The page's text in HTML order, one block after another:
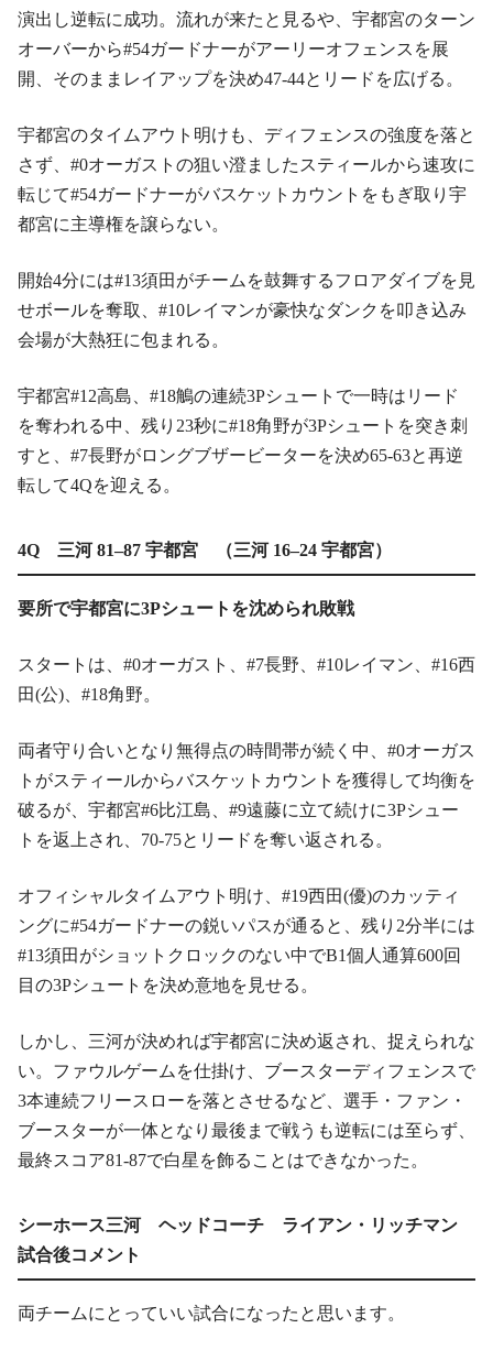
演出し逆転に成功。流れが来たと見るや、宇都宮のターン
オーバーから#54ガードナーがアーリーオフェンスを展
開、そのままレイアップを決め47-44とリードを広げる。
宇都宮のタイムアウト明けも、ディフェンスの強度を落と
さず、#0オーガストの狙い澄ましたスティールから速攻に
転じて#54ガードナーがバスケットカウントをもぎ取り宇
都宮に主導権を譲らない。
開始4分には#13須田がチームを鼓舞するフロアダイブを見
せボールを奪取、#10レイマンが豪快なダンクを叩き込み
会場が大熱狂に包まれる。
宇都宮#12高島、#18鵤の連続3Pシュートで一時はリード
を奪われる中、残り23秒に#18角野が3Pシュートを突き刺
すと、#7長野がロングブザービーターを決め65-63と再逆
転して4Qを迎える。
4Q 三河 81–87 宇都宮 （三河 16–24 宇都宮）
要所で宇都宮に3Pシュートを沈められ敗戦
スタートは、#0オーガスト、#7長野、#10レイマン、#16西
田(公)、#18角野。
両者守り合いとなり無得点の時間帯が続く中、#0オーガス
トがスティールからバスケットカウントを獲得して均衡を
破るが、宇都宮#6比江島、#9遠藤に立て続けに3Pシュー
トを返上され、70-75とリードを奪い返される。
オフィシャルタイムアウト明け、#19西田(優)のカッティ
ングに#54ガードナーの鋭いパスが通ると、残り2分半には
#13須田がショットクロックのない中でB1個人通算600回
目の3Pシュートを決め意地を見せる。
しかし、三河が決めれば宇都宮に決め返され、捉えられな
い。ファウルゲームを仕掛け、ブースターディフェンスで
3本連続フリースローを落とさせるなど、選手・ファン・
ブースターが一体となり最後まで戦うも逆転には至らず、
最終スコア81-87で白星を飾ることはできなかった。
シーホース三河 ヘッドコーチ ライアン・リッチマン
試合後コメント
両チームにとっていい試合になったと思います。